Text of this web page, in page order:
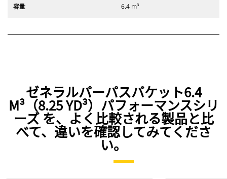
容量 6.4 m³
ゼネラルパーパスバケット6.4
M³（8.25 YD³）パフォーマンスシリ
ーズ を、よく比較される製品と比
べて、違いを確認してみてくださ
い。